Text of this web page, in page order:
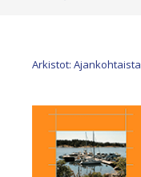
Arkistot: Ajankohtaista